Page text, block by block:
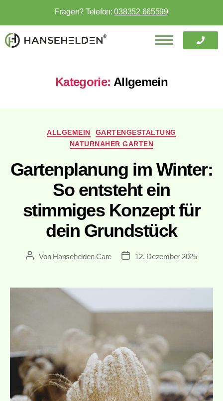
Fragen? Telefon:038352 665599
Kategorie: Allgemein
ALLGEMEIN
GARTENGESTALTUNG
NATURNAHER GARTEN
Gartenplanung im Winter:
So entsteht ein
stimmiges Konzept für
dein Grundstück
Von Hansehelden Care 12. Dezember 2025